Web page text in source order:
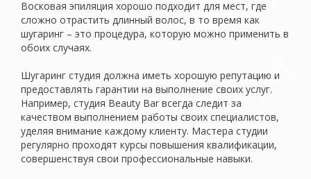
Восковая эпиляция хорошо подходит для мест, где
сложно отрастить длинный волос, в то время как
шугаринг – это процедура, которую можно применить в
обоих случаях.
Шугаринг студия должна иметь хорошую репутацию и
предоставлять гарантии на выполнение своих услуг.
Например, студия Beauty Bar всегда следит за
качеством выполнением работы своих специалистов,
уделяя внимание каждому клиенту. Мастера студии
регулярно проходят курсы повышения квалификации,
совершенствуя свои профессиональные навыки.